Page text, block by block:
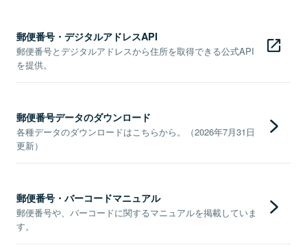
郵便番号・デジタルアドレスAPI
郵便番号とデジタルアドレスから住所を取得できる公式API
を提供。
郵便番号データのダウンロード
各種データのダウンロードはこちらから。（2026年7月31日
更新）
郵便番号・バーコードマニュアル
郵便番号や、バーコードに関するマニュアルを掲載していま
す。